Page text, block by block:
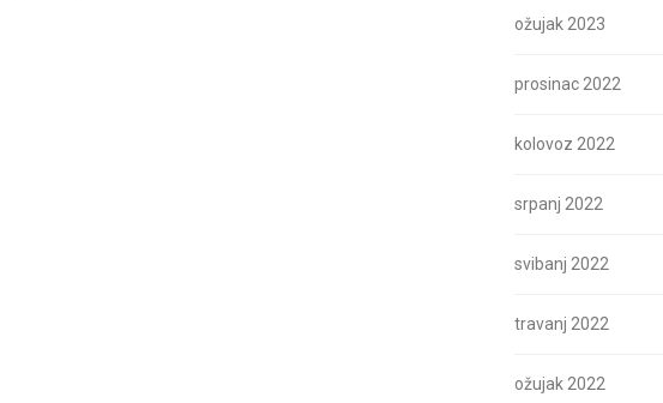
ožujak 2023
prosinac 2022
kolovoz 2022
srpanj 2022
svibanj 2022
travanj 2022
ožujak 2022